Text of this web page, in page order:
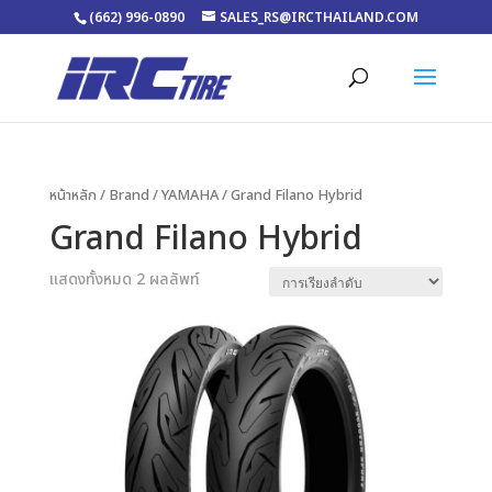
(662) 996-0890 SALES_RS@IRCTHAILAND.COM
หน้าหลัก / Brand /YAMAHA/ Grand Filano Hybrid
Grand Filano Hybrid
แสดงทั้งหมด 2 ผลลัพท์